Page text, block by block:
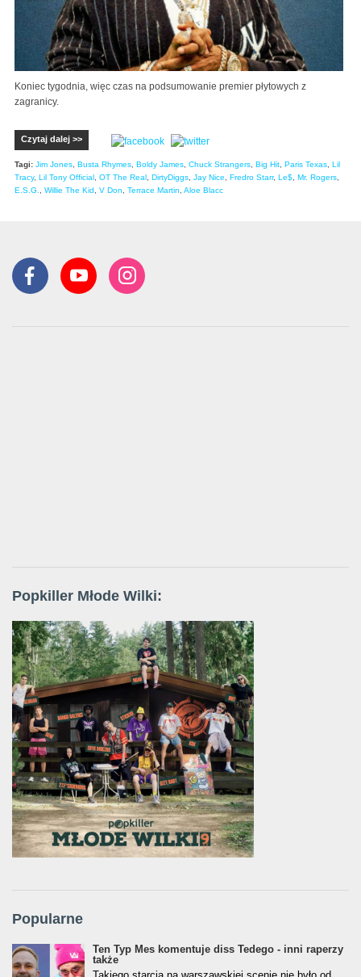
Koniec tygodnia, więc czas na podsumowanie premier płytowych z
zagranicy.
Czytaj dalej >>
Tagi: Jim Jones Busta Rhymes Boldy James Chuck Strangers Big Hit Paris Texas Lil
Tracy, Lil Tony Official OT The Real DirtyDiggs Jay Nice Fredro Starr, Le$ Mr. Rogers
E.S.G.
Willie The Kid V Don Terrace Martin Aloe Blacc
Popkiller Młode Wilki:
Popularne
Ten Typ Mes komentuje diss Tedego - inni raperzy
także